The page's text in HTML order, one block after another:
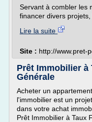
Servant à combler les
financer divers projets,
Lire la suite
Site : http://www.pret-
Prêt Immobilier à
Générale
Acheter un
l'immobilier est un
dans votre achat
Prêt Immobilier à Taux